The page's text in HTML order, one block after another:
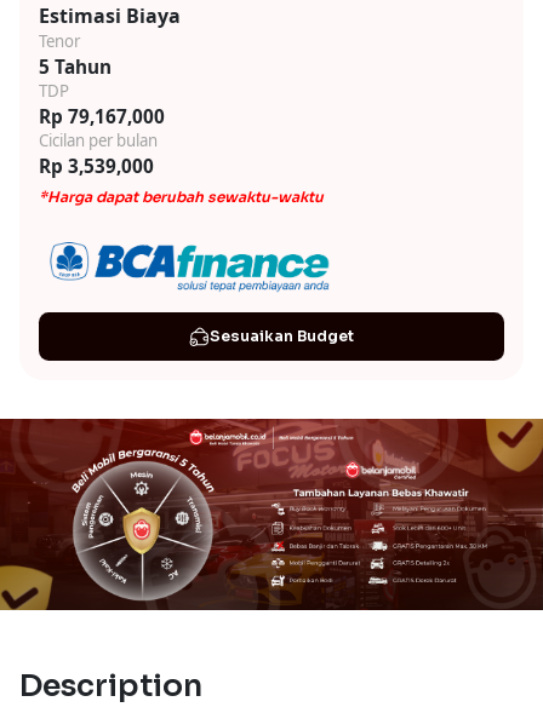
Estimasi Biaya
Tenor
5 Tahun
TDP
Rp 79,167,000
Cicilan per bulan
Rp 3,539,000
*Harga dapat berubah sewaktu-waktu
Sesuaikan Budget
Description